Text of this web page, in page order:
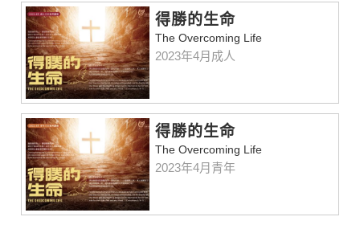
得勝的生命
The Overcoming Life
2023年4月成人
得勝的生命
The Overcoming Life
2023年4月青年